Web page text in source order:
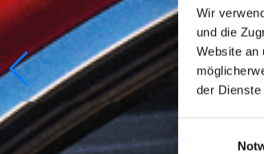
Wir
und die
Website an
der Dienste